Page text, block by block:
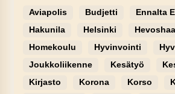
Aviapolis Budjetti
Ennalta
Hakunila
Helsinki
Homekoulu
Hyvinvointi
Joukkoliikenne
Kesätyö
Kirjasto
Korona Korso